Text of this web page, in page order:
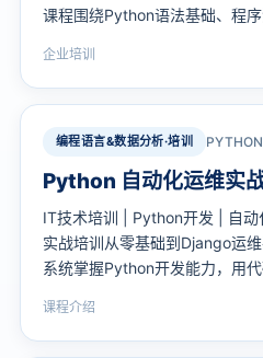
课程围绕Python语法基础、程
验"的互动教学模式，帮助零基
程。 课程方向：Python…
企业培训
编程语言&数据分析·培训 PYTHON
Python 自动化运维实
IT技术培训 | Python开发 | 自
实战培训从零基础到Django运
系统掌握Python开发能力，用
到Django Web开发，系统培养
课程介绍